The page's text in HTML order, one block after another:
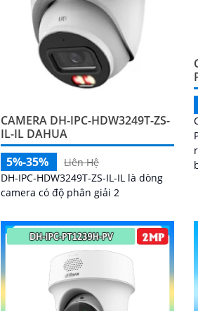
CAMERA DH-IPC-HDW3249T-ZS-
IL-IL DAHUA
5%-35%
Liên Hệ
DH-IPC-HDW3249T-ZS-IL-IL là dòng
camera có độ phân giải 2